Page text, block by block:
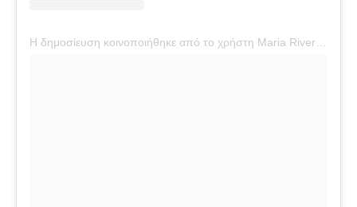
Η δημοσίευση κοινοποιήθηκε από το χρήστη Maria River Red (@britneyspears)